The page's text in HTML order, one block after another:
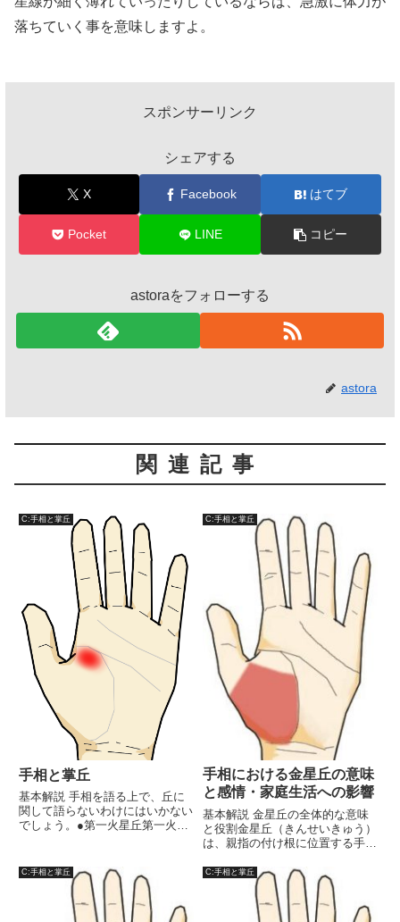
落ちていく事を意味しますよ。
スポンサーリンク
シェアする
X Facebook はてブ
Pocket LINE コピー
astoraをフォローする
astora
関連記事
C:手相と掌丘
手相と掌丘
基本解説 手相を語る上で、丘に
関して語らないわけにはいかない
でしょう。●第一火星丘第一火星
害線が生命線・運命線を切ると、
ライバルからの妨害によって運勢
に大きな悪影響を与えられるこ
C:手相と掌丘
手相における金星丘の意味
と感情・家庭生活への影響
基本解説 金星丘の全体的な意味
と役割金星丘（きんせいきゅう）
は、親指の付け根に位置する手の
に重要な意味を持つ丘のひとつで
す。この部分は、一般的に生命
力、愛情、情熱、感受性、そして
家庭生活の象徴とされています。
C:手相と掌丘 C:手相と掌丘